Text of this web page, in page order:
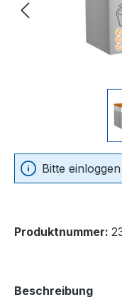
Bitte
Produktnummer:
Beschreibung